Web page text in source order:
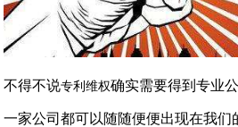
不得不说专利维权确实需要得到专业
一家公司都可以随随便便出现在我们